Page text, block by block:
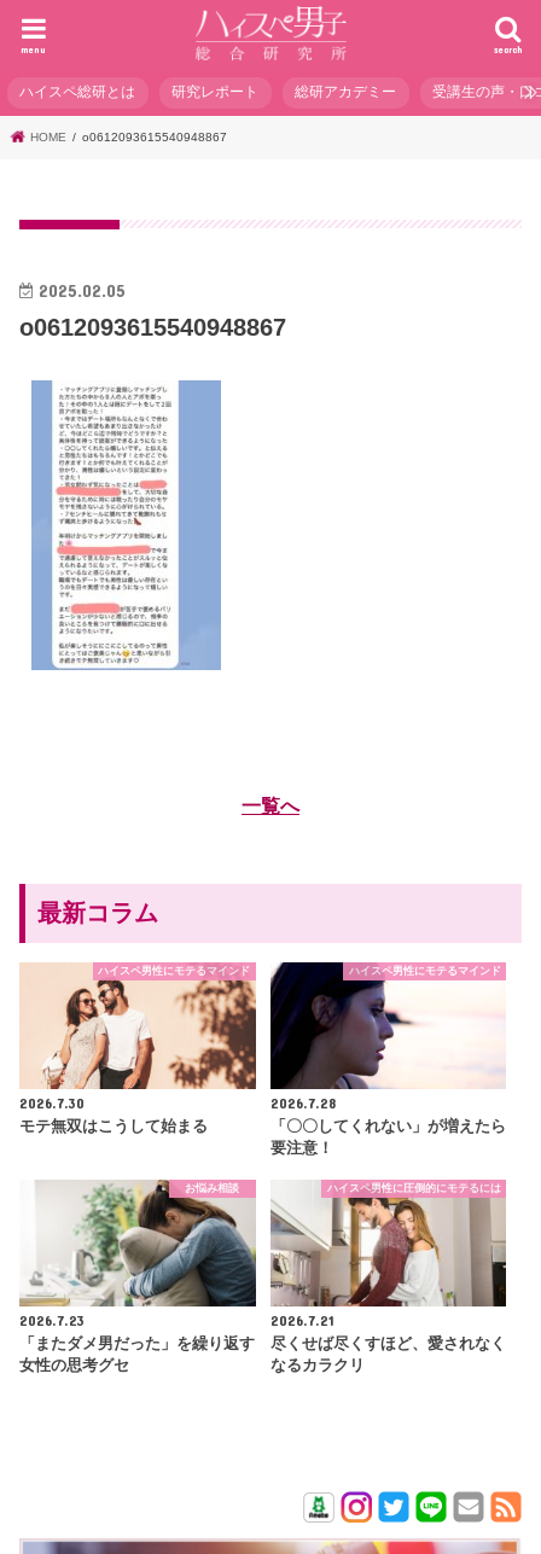
search
menu
ハイスペ総研とは 研究レポート 総研アカデミー 受講生の声・口
HOME o0612093615540948867
2025.02.05
o0612093615540948867
一覧へ
最新コラム
ハイスペ男性にモテるマインド
2026.7.30
モテ無双はこうして始まる
ハイスペ男性にモテるマインド
2026.7.28
「〇〇してくれない」が増えたら
要注意！
お悩み相談
2026.7.23
「またダメ男だった」を繰り返す
女性の思考グセ
ハイスペ男性に圧倒的にモテるには
2026.7.21
尽くせば尽くすほど、愛されなく
なるカラクリ